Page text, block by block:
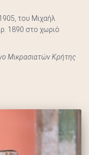
του Μιχαήλ
1890 στο χωριό
Μικρασιατών Κρήτης